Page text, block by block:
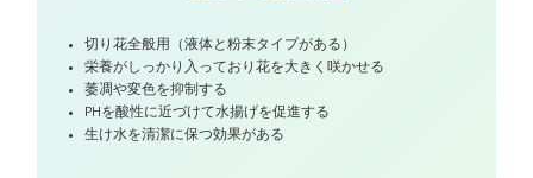
切り花全般用（液体と粉末タイプがある）
栄養がしっかり入っており花を大きく咲かせる
萎凋や変色を抑制する
PHを酸性に近づけて水揚げを促進する
生け水を清潔に保つ効果がある